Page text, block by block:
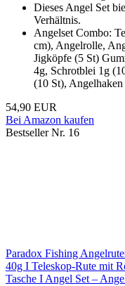
Dieses Angel Set
Verhältnis.
Angelset Combo:
cm), Angelrolle,
Jigköpfe (5 St)
4g, Schrotblei 1g
(10 St),
54,90 EUR
Bei Amazon kaufen
Bestseller Nr. 16
Paradox Fishing
40g I Teleskop-Rute mit
Tasche I Angel Set –